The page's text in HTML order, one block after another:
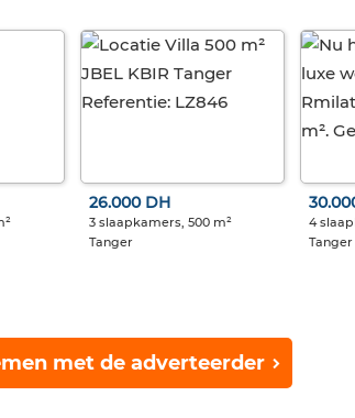
26.000 DH
3 slaapkamers, 500 m²
Tanger
4
Tanger
met de adverteerder